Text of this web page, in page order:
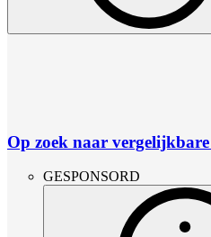
Op zoek naar
GESPONSORD